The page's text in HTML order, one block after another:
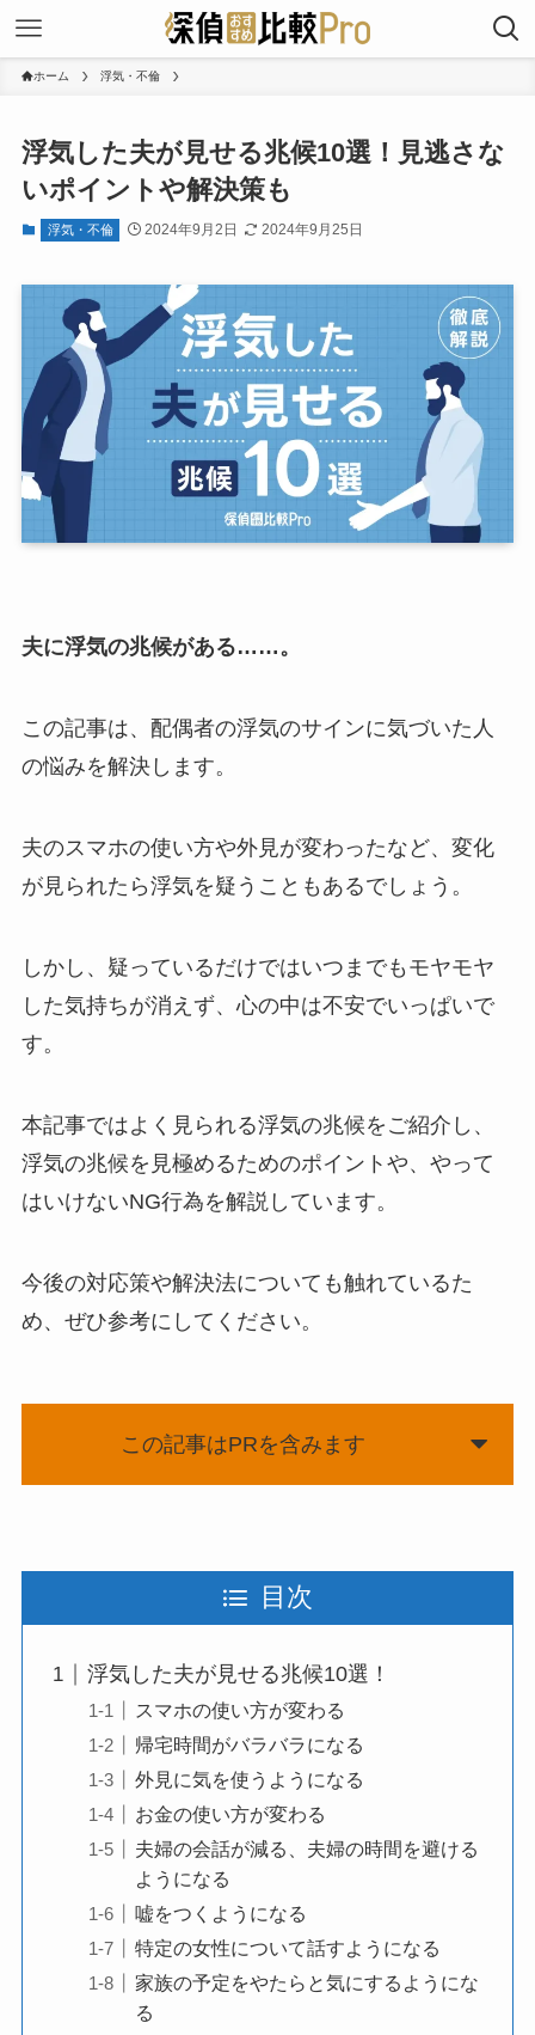
ホーム 浮気・不倫
浮気した夫が見せる兆候10選！見逃さな
いポイントや解決策も
浮気・不倫 2024年9月2日 2024年9月25日
夫に浮気の兆候がある……。
この記事は、配偶者の浮気のサインに気づいた人
の悩みを解決します。
夫のスマホの使い方や外見が変わったなど、変化
が見られたら浮気を疑うこともあるでしょう。
しかし、疑っているだけではいつまでもモヤモヤ
した気持ちが消えず、心の中は不安でいっぱいで
す。
本記事ではよく見られる浮気の兆候をご紹介し、
浮気の兆候を見極めるためのポイントや、やって
はいけないNG行為を解説しています。
今後の対応策や解決法についても触れているた
め、ぜひ参考にしてください。
この記事はPRを含みます
目次
浮気した夫が見せる兆候10選！
スマホの使い方が変わる
帰宅時間がバラバラになる
外見に気を使うようになる
お金の使い方が変わる
夫婦の会話が減る、夫婦の時間を避ける
ようになる
嘘をつくようになる
特定の女性について話すようになる
家族の予定をやたらと気にするようにな
る